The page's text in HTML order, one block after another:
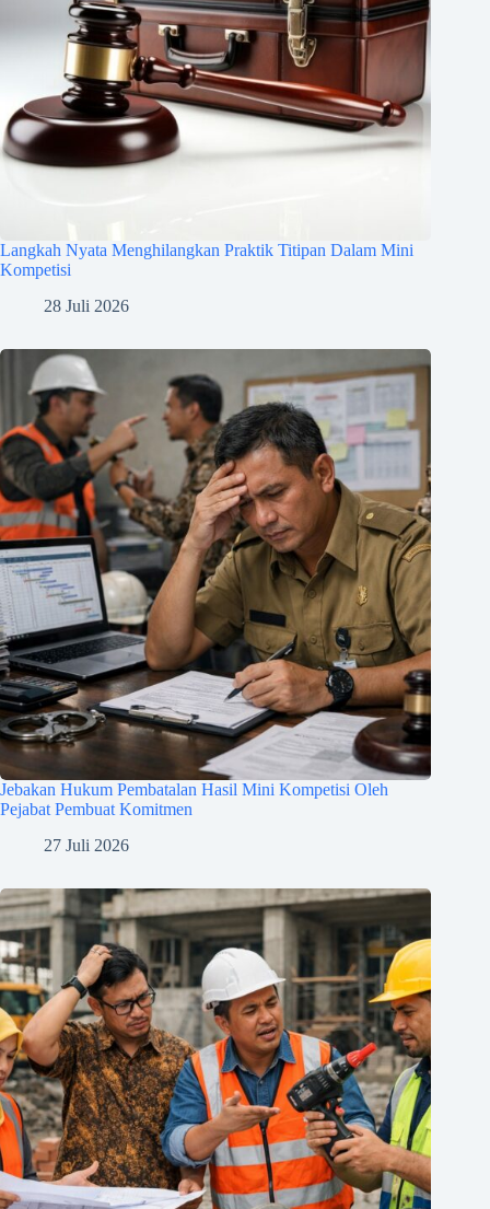
Langkah Nyata Menghilangkan Praktik Titipan Dalam Mini
Kompetisi
28 Juli 2026
Jebakan Hukum Pembatalan Hasil Mini Kompetisi Oleh
Pejabat Pembuat Komitmen
27 Juli 2026